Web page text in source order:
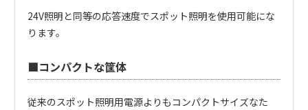
24V照明と同等の応答速度でスポット照明を使用可能にな
ります。
■コンパクトな筐体
従来のスポット照明用電源よりもコンパクトサイズなた